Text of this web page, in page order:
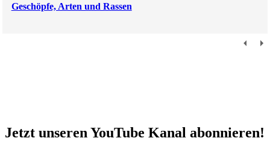
Geschöpfe, Arten und Rassen
Jetzt unseren YouTube Kanal abonnieren!